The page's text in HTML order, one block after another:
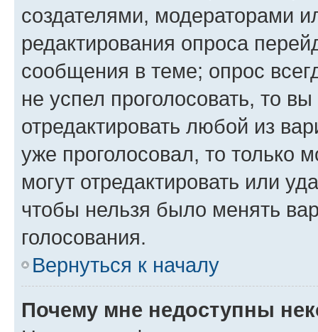
создателями, модераторами
редактирования опроса
сообщения в теме; опрос
не успел проголосовать, то
отредактировать любой из
уже проголосовал, то только
могут отредактировать или
чтобы нельзя было менять
голосования.
Вернуться к началу
Почему мне недоступны